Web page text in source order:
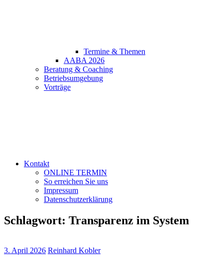
Termine & Themen
AABA 2026
Beratung & Coaching
Betriebsumgebung
Vorträge
Kontakt
ONLINE TERMIN
So erreichen Sie uns
Impressum
Datenschutzerklärung
Schlagwort: Transparenz im System
3. April 2026 Reinhard Kobler